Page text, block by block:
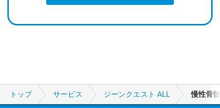
トップ サービス ジーンクエスト ALL 慢性骨